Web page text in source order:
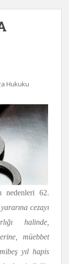
Hukuku
nedenleri 62.
cezayı
halinde,
müebbet
yıl hapis